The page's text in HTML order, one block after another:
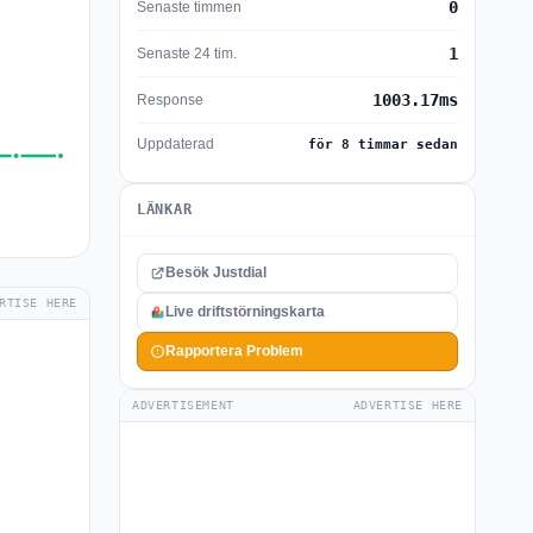
HERE
Senaste timmen 0
Senaste 24 tim. 1
Response 1003.17ms
Uppdaterad för 8 timmar sedan
LÄNKAR
Besök Justdial
Live driftstörningskarta
Rapportera Problem
ADVERTISEMENT ADVERTISE HERE